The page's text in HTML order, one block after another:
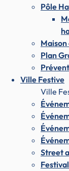
Pôle
Plan
Ville Festive
Ville
Street